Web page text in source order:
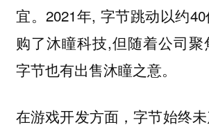
宜。2021年, 字节跳动以约
购了沐瞳科技,但随着公司聚
字节也有出售沐瞳之意。
在游戏开发方面，字节始终